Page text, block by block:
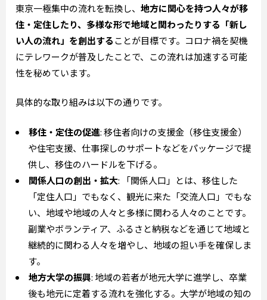
東京一極集中の流れを転換し、 地方に関心を持つ人々が移
住・定住したり、多様な形で地域と関わったりする「新し
い人の流れ」を創出することが目標です。コロナ禍を契機
にテレワークが普及したことで、この流れは加速する可能
性を秘めています。
具体的な取り組みは以下の通りです。
移住・定住の促進: 移住者向けの支援金（移住支援金）
や住宅支援、仕事探しのサポートなどをパッケージで提
供し、移住のハードルを下げる。
関係人口の創出・拡大: 「関係人口」とは、移住した
「定住人口」でもなく、観光に来た「交流人口」でもな
い、地域や地域の人々と多様に関わる人々のことです。
副業やボランティア、ふるさと納税などを通じて地域と
継続的に関わる人々を増やし、地域の担い手を確保しま
す。
地方大学の振興: 地域の若者が地元大学に進学し、卒業
後も地元に定着する流れを強化する。大学が地域の知の